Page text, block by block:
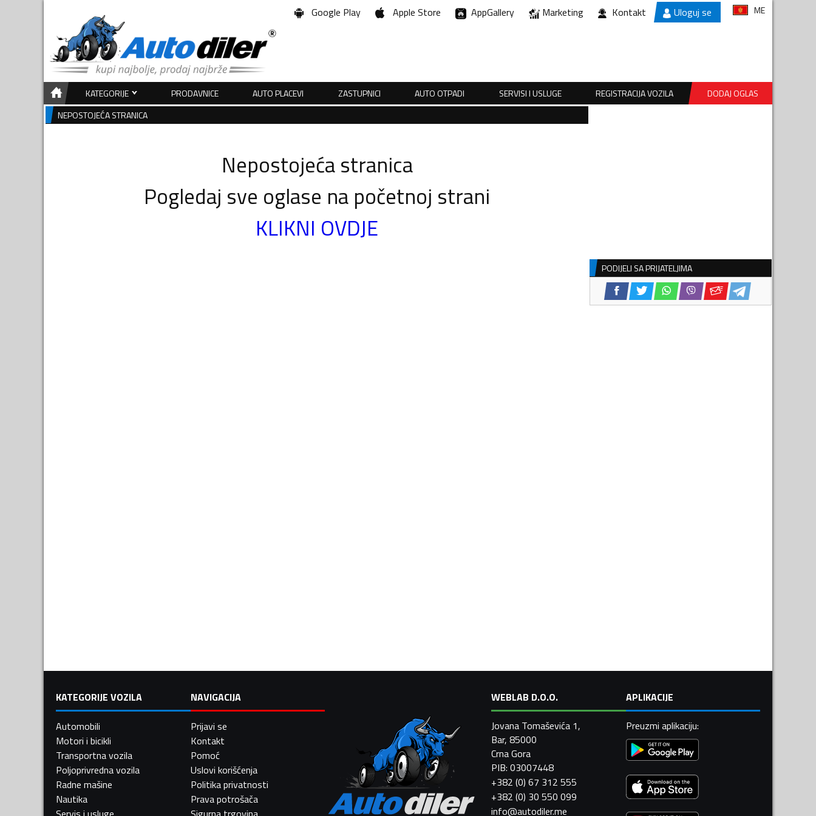
Google Play Apple Store AppGallery Marketing Kontakt Uloguj se ME
KATEGORIJE PRODAVNICE AUTO PLACEVI ZASTUPNICI AUTO OTPADI SERVISI I USLUGE REGISTRACIJA VOZILA
DODAJ OGLAS
NEPOSTOJEĆA STRANICA
Nepostojeća stranica
Pogledaj sve oglase na početnoj strani
KLIKNI OVDJE
PODIJELI SA PRIJATELJIMA
KATEGORIJE VOZILA
Automobili
Motori i bicikli
Transportna vozila
Poljoprivredna vozila
Radne mašine
Nautika
NAVIGACIJA
Prijavi se
Kontakt
Pomoć
Uslovi korišćenja
Politika privatnosti
Prava potrošača
WEBLAB D.O.O.
Jovana Tomaševića 1,
Bar, 85000
Crna Gora
PIB: 03007448
+382 (0) 67 312 555
+382 (0) 30 550 099
info@autodiler.me
APLIKACIJE
Preuzmi aplikaciju: